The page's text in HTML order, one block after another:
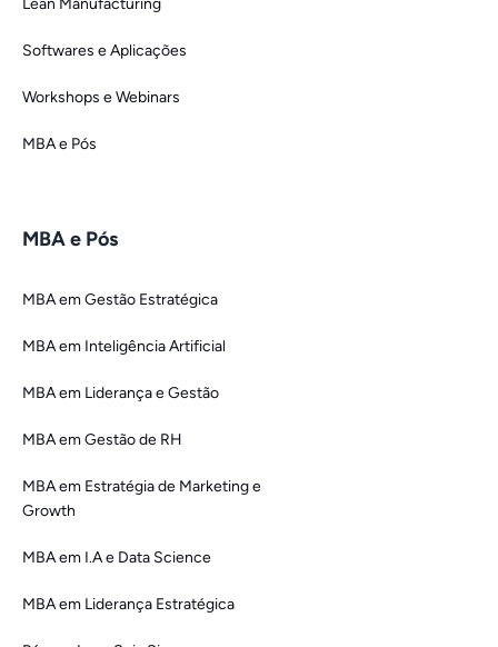
Lean Manufacturing
Softwares e Aplicações
Workshops e Webinars
MBA e Pós
MBA e Pós
MBA em Gestão Estratégica
MBA em Inteligência Artificial
MBA em Liderança e Gestão
MBA em Gestão de RH
MBA em Estratégia de Marketing e
Growth
MBA em I.A e Data Science
MBA em Liderança Estratégica